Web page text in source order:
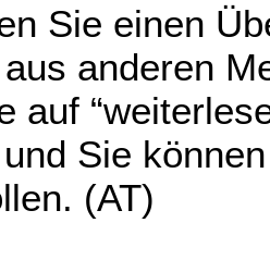
Sie einen
anderen
auf
Sie
(AT)